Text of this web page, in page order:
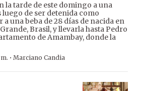
la tarde de este domingo a una
de ser detenida como
a una beba de 28 días de nacida en
Brasil, y llevarla hasta Pedro
de Amambay, donde la
· Marciano Candia